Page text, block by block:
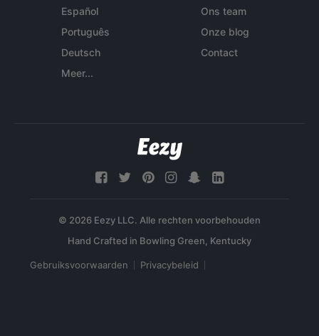
Español
Português
Deutsch
Meer...
Ons team
Onze blog
Contact
© 2026 Eezy LLC. Alle rechten voorbehouden
Gebruiksvoorwaarden Privacybeleid